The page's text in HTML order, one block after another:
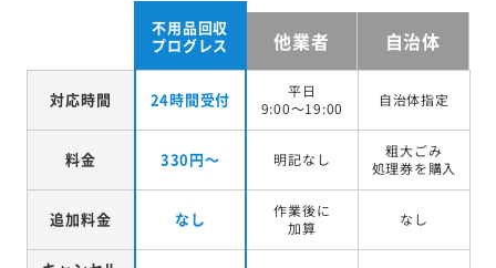
不用品回収
プログレス
他業者 自治体
対応時間 24時間受付
平日
9:00～19:00
自治体指定
料金 330円～ 明記なし
粗大ごみ
処理券を購入
追加料金 なし
作業後に
加算
なし